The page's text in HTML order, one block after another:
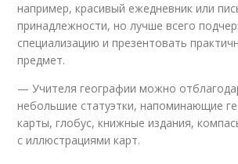
например, красивый ежедневник или
принадлежности, но лучше всего
специализацию и презентовать
предмет.
— Учителя географии можно
небольшие статуэтки, напоминающие
карты, глобус, книжные издания,
с иллюстрациями карт.